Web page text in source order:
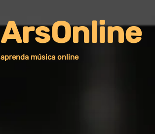
ArsOnline
aprenda música online